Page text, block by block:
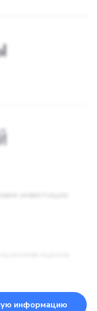
инвестиции
информацию